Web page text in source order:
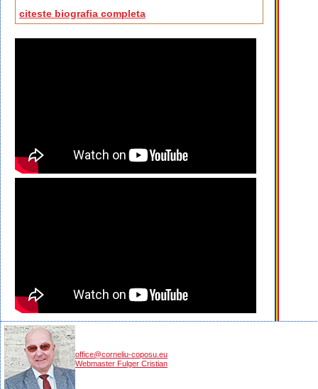
citeste biografia completa
office@corneliu-coposu.eu
Webmaster Fulger Cristian